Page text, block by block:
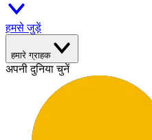
हमसे जुड़ें
हमारे ग्राहक
अपनी दुनिया चुनें